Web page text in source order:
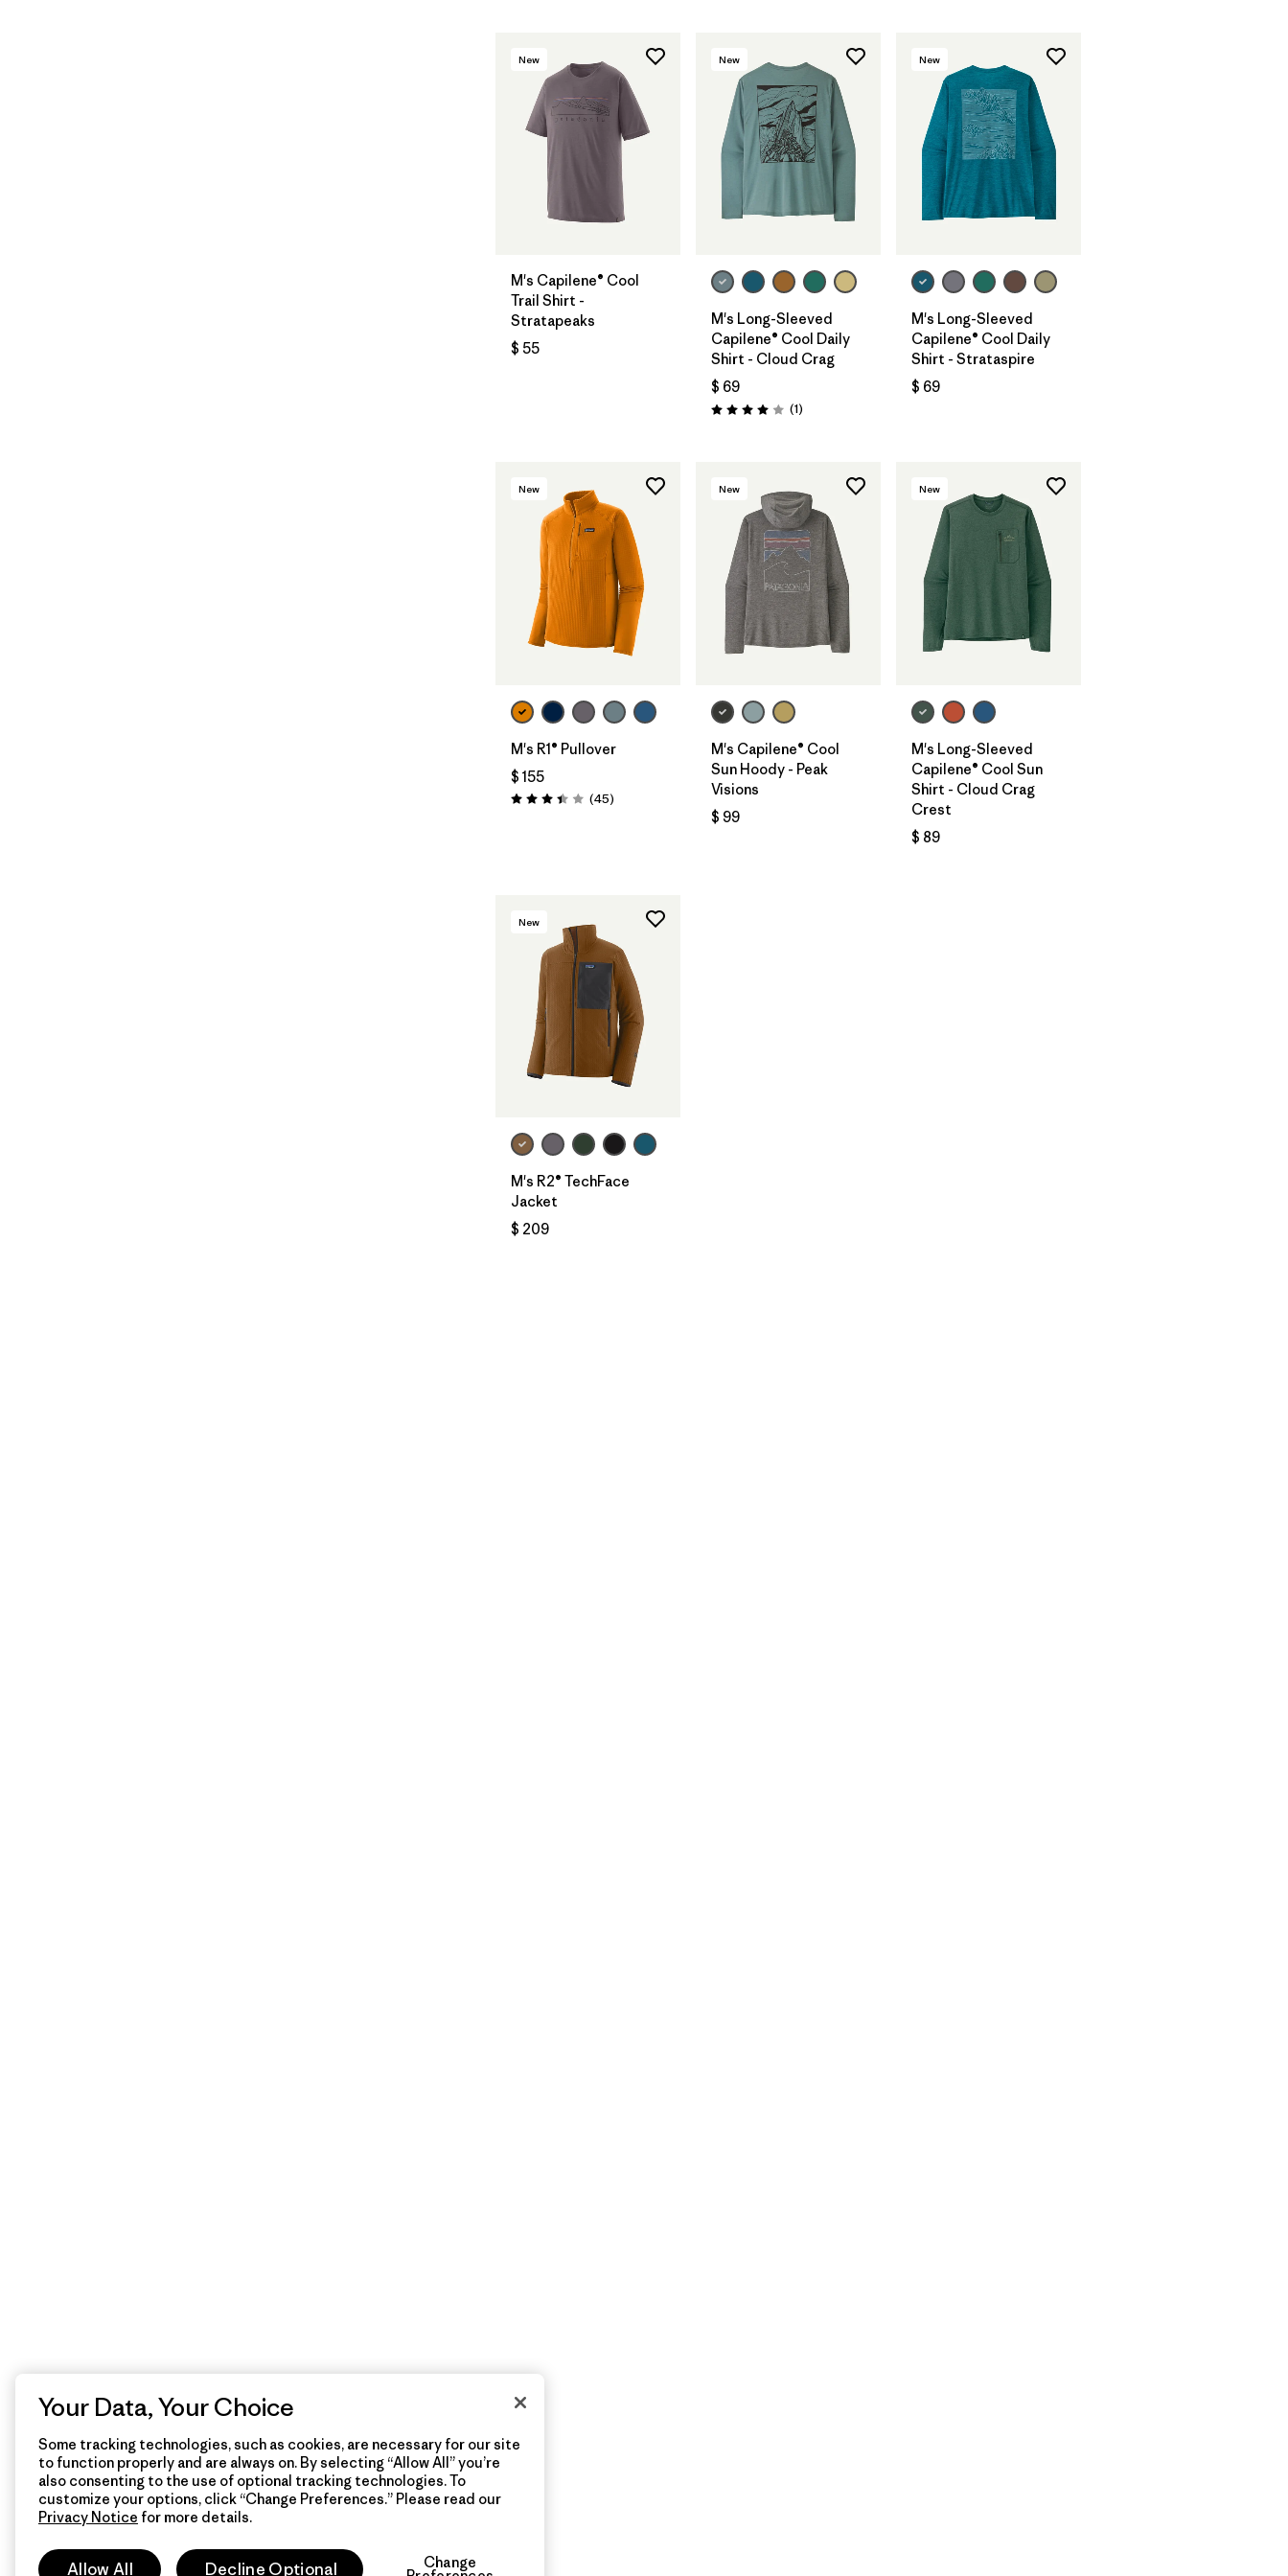
New
M's Capilene® Cool
Trail Shirt -
Stratapeaks
$ 55
New
M's Long-Sleeved
Capilene® Cool Daily
Shirt - Cloud Crag
$ 69
Valoración: 4.0 / 5
(1Comentarios
)
New
M's Long-Sleeved
Capilene® Cool Daily
Shirt - Strataspire
$ 69
New
M's R1® Pullover
$ 155
Valoración: 3.4 / 5
(45Comentarios
)
New
M's Capilene® Cool
Sun Hoody - Peak
Visions
$ 99
New
M's Long-Sleeved
Capilene® Cool Sun
Shirt - Cloud Crag
Crest
$ 89
New
M's R2® TechFace
Jacket
$ 209
Your Data, Your Choice
Some tracking technologies, such as cookies, are necessary for our site
to function properly and are always on. By selecting “Allow All” you’re
also consenting to the use of optional tracking technologies. To
customize your options, click “Change Preferences.” Please read our
Privacy Notice for more details.
Allow All Decline Optional Change